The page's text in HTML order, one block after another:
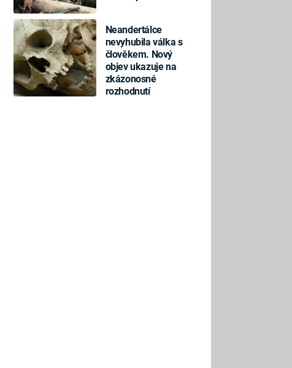
Neandertálce
nevyhubila válka s
člověkem. Nový
objev ukazuje na
zkázonosné
rozhodnutí